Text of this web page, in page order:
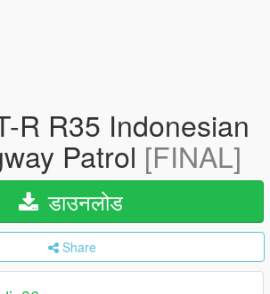
R R35 Indonesian
Patrol [FINAL]
डाउनलोड
Share